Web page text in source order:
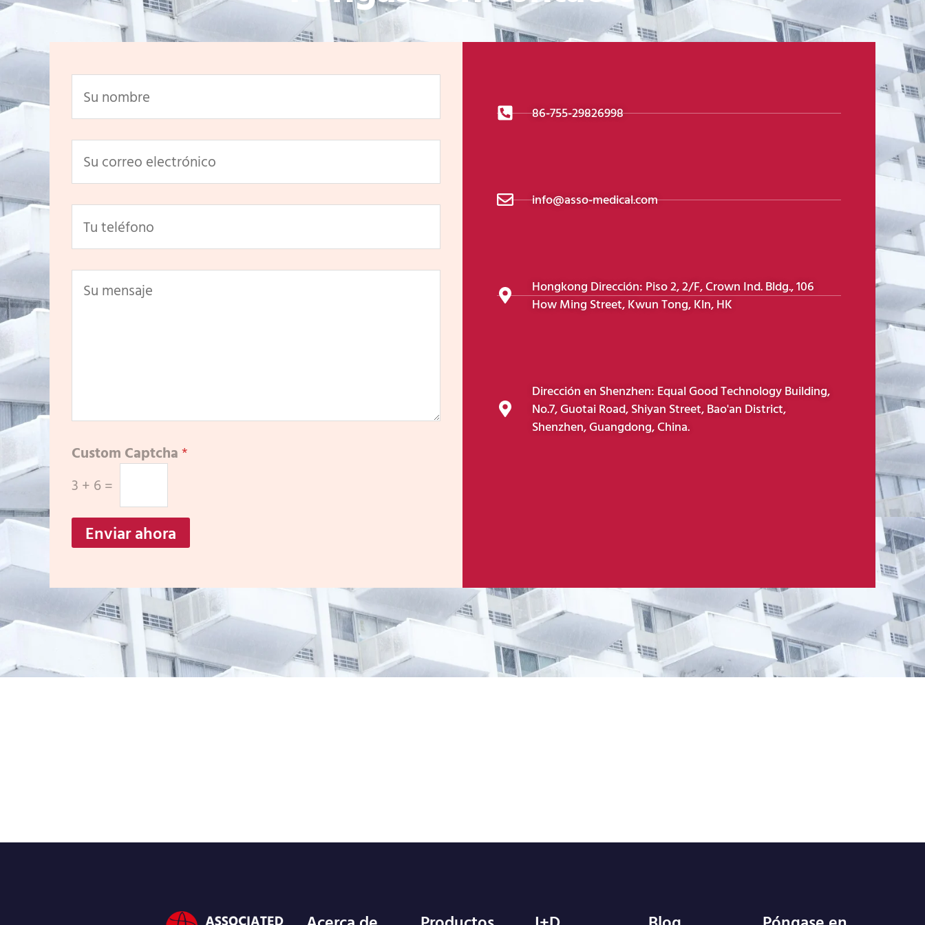
Custom Captcha*
3 + 6=
Enviar ahora
86-755-29826998
info@asso-medical.com
Hongkong Dirección: Piso 2, 2/F, Crown Ind. Bldg., 106
How Ming Street, Kwun Tong, Kln, HK
Dirección en Shenzhen: Equal Good Technology Building,
No.7, Guotai Road, Shiyan Street, Bao'an District,
Shenzhen, Guangdong, China.